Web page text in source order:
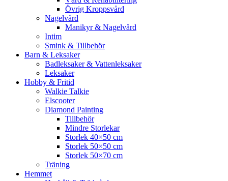
Övrig Kroppsvård
Nagelvård
Manikyr & Nagelvård
Intim
Smink & Tillbehör
Barn & Leksaker
Badleksaker & Vattenleksaker
Leksaker
Hobby & Fritid
Walkie Talkie
Elscooter
Diamond Painting
Tillbehör
Mindre Storlekar
Storlek 40×50 cm
Storlek 50×50 cm
Storlek 50×70 cm
Träning
Hemmet